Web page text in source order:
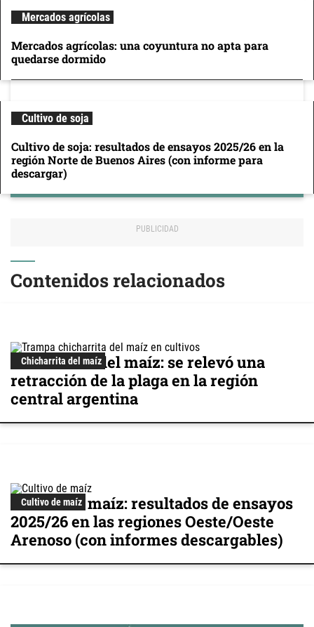
Mercados agrícolas
Mercados agrícolas: una coyuntura no apta para
quedarse dormido
Cultivo de soja
Cultivo de soja: resultados de ensayos 2025/26 en la
región Norte de Buenos Aires (con informe para
descargar)
Contenidos relacionados
Chicharrita del maíz
Chicharrita del maíz: se relevó una
retracción de la plaga en la región
central argentina
Cultivo de maíz
Cultivo de maíz: resultados de ensayos
2025/26 en las regiones Oeste/Oeste
Arenoso (con informes descargables)